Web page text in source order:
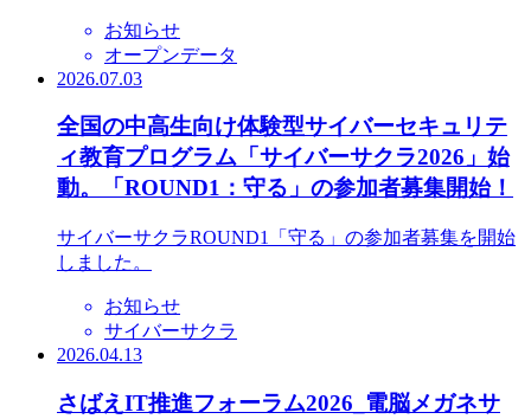
お知らせ
オープンデータ
2026.07.03
全国の中高生向け体験型サイバーセキュリテ
ィ教育プログラム「サイバーサクラ2026」始
動。「ROUND1：守る」の参加者募集開始！
サイバーサクラROUND1「守る」の参加者募集を開始
しました。
お知らせ
サイバーサクラ
2026.04.13
さばえIT推進フォーラム2026_電脳メガネサ